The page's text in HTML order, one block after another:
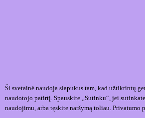
Ši svetainė naudoja slapukus tam, kad užtikrintų
naudotojo patirtį. Spauskite „Sutinku“, jei
naudojimu, arba tęskite naršymą toliau. Privatumo